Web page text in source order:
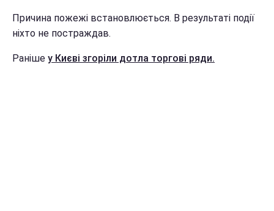
Причина пожежі встановлюється. В результаті події
ніхто не постраждав.
Раніше у Києві згоріли дотла торгові ряди.